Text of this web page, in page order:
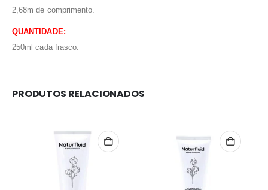
2,68m de comprimento.
QUANTIDADE:
250ml cada frasco.
PRODUTOS RELACIONADOS
Redes Sociais